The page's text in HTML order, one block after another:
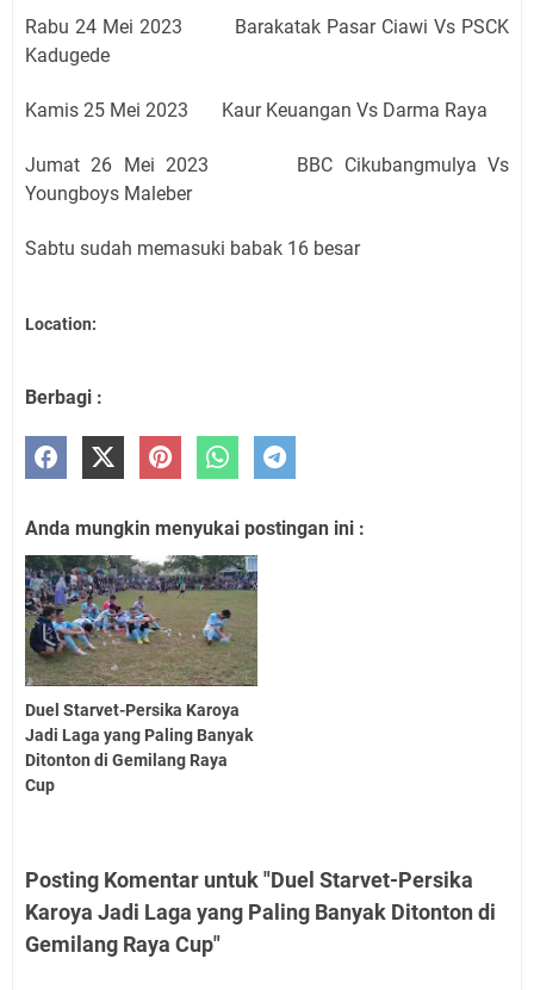
Rabu 24 Mei 2023 Barakatak Pasar Ciawi Vs PSCK
Kadugede
Kamis 25 Mei 2023 Kaur Keuangan Vs Darma Raya
Jumat 26 Mei 2023 BBC Cikubangmulya Vs
Youngboys Maleber
Sabtu sudah memasuki babak 16 besar
Location:
Berbagi :
Anda mungkin menyukai postingan ini :
Duel Starvet-Persika Karoya
Jadi Laga yang Paling Banyak
Ditonton di Gemilang Raya
Cup
Posting Komentar untuk "Duel Starvet-Persika
Karoya Jadi Laga yang Paling Banyak Ditonton di
Gemilang Raya Cup"